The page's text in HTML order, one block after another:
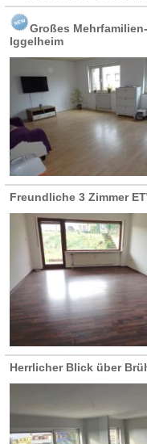
Großes
Iggelheim
Freundliche 3 Zimmer
Herrlicher Blick über